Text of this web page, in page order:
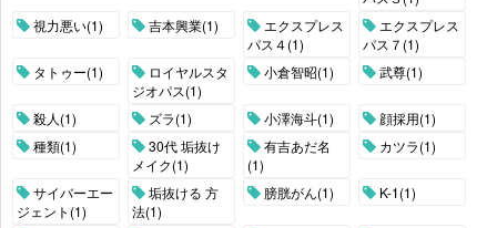
視力悪い(1)
吉本興業(1)
エクスプレス
パス４(1)
エクスプレス
パス７(1)
タトゥー(1)
ロイヤルスタ
ジオパス(1)
小倉智昭(1) 武尊(1)
殺人(1) ズラ(1) 小澤海斗(1)
顔採用(1)
種類(1)
30代 垢抜け
メイク(1)
有吉あだ名
(1)
カツラ(1)
サイバーエー
ジェント(1)
垢抜ける 方
法(1)
膀胱がん(1) K-1(1)